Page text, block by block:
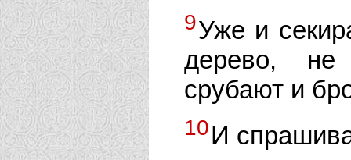
9Уже и
дерево, не
срубают и
10И